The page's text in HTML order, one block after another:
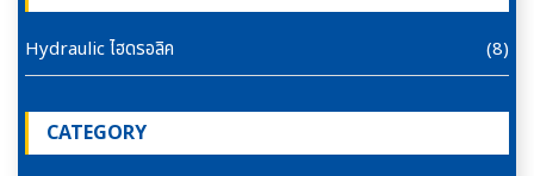
Hydraulic ไฮดรอลิค (8)
CATEGORY